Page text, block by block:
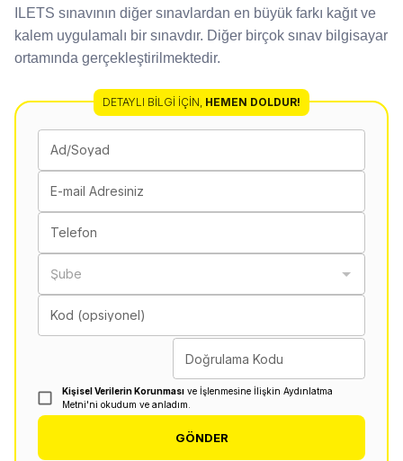
ILETS sınavının diğer sınavlardan en büyük farkı kağıt ve
kalem uygulamalı bir sınavdır. Diğer birçok sınav bilgisayar
ortamında gerçekleştirilmektedir.
DETAYLI BILGI İÇIN, HEMEN DOLDUR!
Ad/Soyad
E-mail Adresiniz
Telefon
Şube
Kod (opsiyonel)
Doğrulama Kodu
Kişisel Verilerin Korunması ve İşlenmesine İlişkin Aydınlatma
Metni'ni okudum ve anladım.
GÖNDER